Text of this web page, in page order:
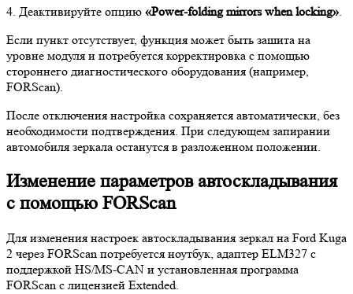
4. Деактивируйте опцию «Power-folding mirrors when locking».
Если пункт отсутствует, функция может быть зашита на
уровне модуля и потребуется корректировка с помощью
стороннего диагностического оборудования (например,
FORScan).
После отключения настройка сохраняется автоматически, без
необходимости подтверждения. При следующем запирании
автомобиля зеркала останутся в разложенном положении.
Изменение параметров автоскладывания
с помощью FORScan
Для изменения настроек автоскладывания зеркал на Ford Kuga
2 через FORScan потребуется ноутбук, адаптер ELM327 с
поддержкой HS/MS-CAN и установленная программа
FORScan с лицензией Extended.